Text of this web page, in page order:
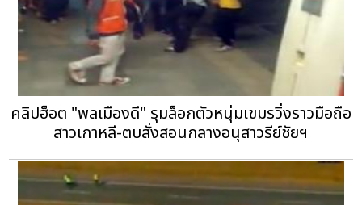
คลิปฮ็อต "พลเมืองดี" รุมล็อกตัวหนุ่มเขมรวิ่งราวมือถือ
สาวเกาหลี-ตบสั่งสอนกลางอนุสาวรีย์ชัยฯ